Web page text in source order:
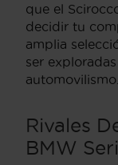
que el
decidir tu
amplia
ser
automovilismo.
Rivales
BMW